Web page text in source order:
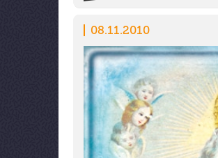
08.11.2010